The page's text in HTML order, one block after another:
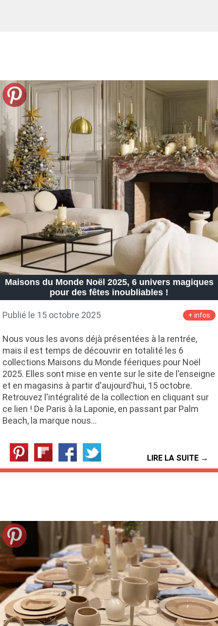
Maisons du Monde Noël 2025, 6 univers magiques
pour des fêtes inoubliables !
Publié le 15 octobre 2025 + infos
Nous vous les avons déjà présentées à la rentrée,
mais il est temps de découvrir en totalité les 6
collections Maisons du Monde féeriques pour Noël
2025. Elles sont mise en vente sur le site de l'enseigne
et en magasins à partir d'aujourd'hui, 15 octobre.
Retrouvez l'intégralité de la collection en cliquant sur
ce lien ! De Paris à la Laponie, en passant par Palm
Beach, la marque nous…
LIRE LA SUITE →